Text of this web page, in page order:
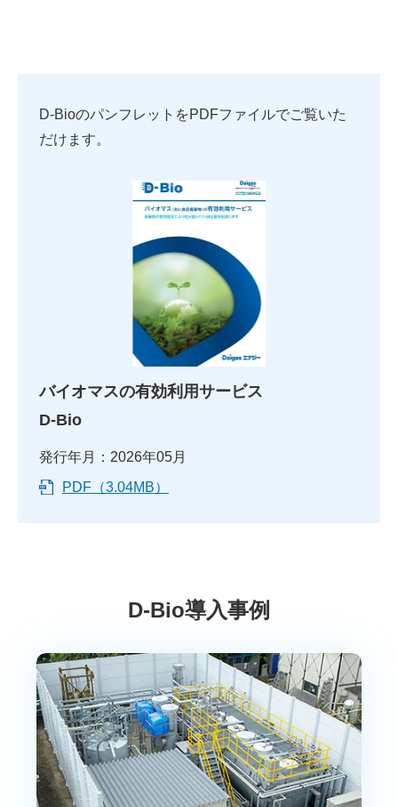
D-BioのパンフレットをPDFファイルでご覧いた
だけます。
バイオマスの有効利用サービス
D-Bio
発行年月：2026年05月
PDF（3.04MB）
D-Bio導入事例